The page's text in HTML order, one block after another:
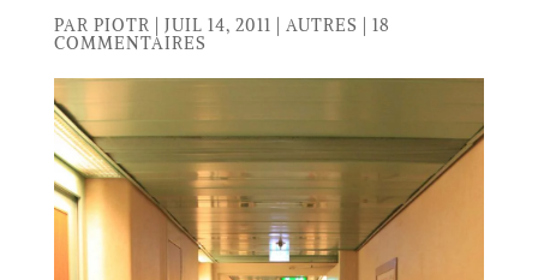
PAR PIOTR JUIL 14, 2011 AUTRES
18
COMMENTAIRES